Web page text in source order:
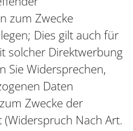
zum Zwecke
Dies gilt auch für
solcher Direktwerbung
Sie Widersprechen,
Daten
Zwecke der
Nach Art.